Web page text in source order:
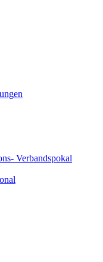
Verbandspokal